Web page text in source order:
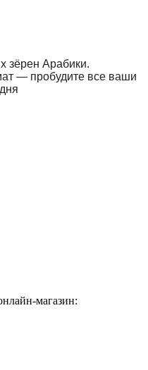
зёрен Арабики.
— пробудите все ваши
магазин: